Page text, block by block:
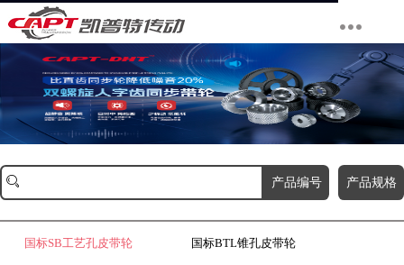
产品编号 产品规格
国标SB工艺孔皮带轮 国标BTL锥孔皮带轮